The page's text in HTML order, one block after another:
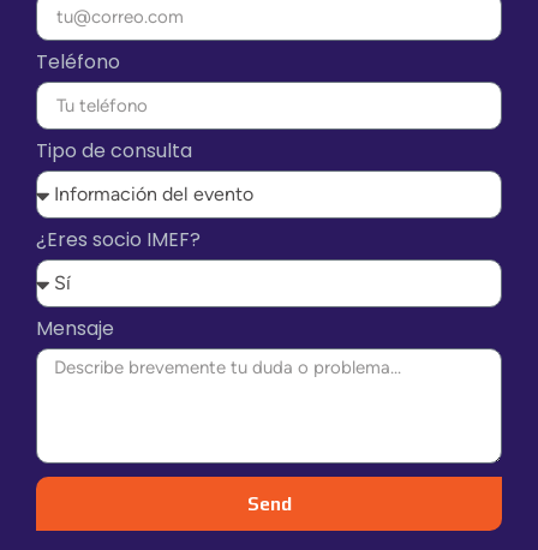
Teléfono
Tipo de consulta
¿Eres socio IMEF?
Mensaje
Send